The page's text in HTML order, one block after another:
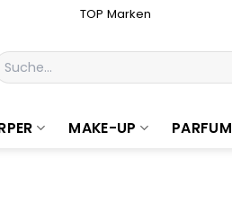
TOP Marken
MAKE-UP PARFUM